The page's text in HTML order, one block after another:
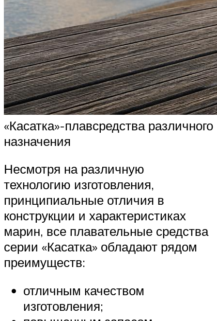
«Касатка»-плавсредства различного
назначения
Несмотря на различную
технологию изготовления,
принципиальные отличия в
конструкции и характеристиках
марин, все плавательные средства
серии «Касатка» обладают рядом
преимуществ:
отличным качеством
изготовления;